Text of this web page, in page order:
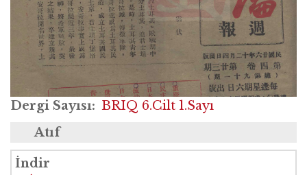
Dergi Sayısı
BRIQ 6.Cilt 1.Sayı
Atıf
Demircan, N. & Ye, Z. (2024). İkinci Çin-Japon
Savaşı Sırasında Rol Model Olarak Ankara:
İndir